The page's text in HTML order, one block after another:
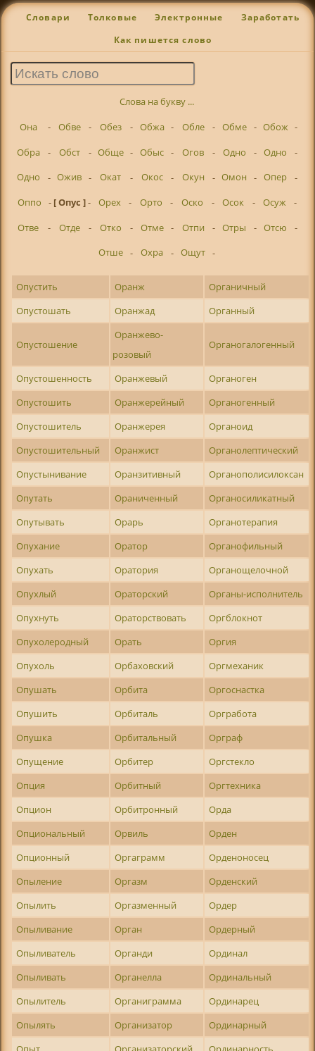
Словари Толковые Электронные Заработать
Как пишется слово
Слова на букву ...
Она
- Обве - Обез - Обжа - Обле - Обме - Обож -
Обра
- Обст - Обще - Обыс - Огов - Одно - Одно
-
Одно
- Ожив - Окат - Окос - Окун - Омон - Опер
-
Оппо
- [ Опус ]- Орех - Орто - Оско - Осок - Осуж
-
Отве
- Отде - Отко - Отме - Отпи - Отры - Отсю
-
Отше - Охра - Ощут -
Опустить Оранж
Органичный
Опустошать
Оранжад Органный
Опустошение
Оранжево-
розовый
Органогалогенный
Опустошенность Оранжевый
Органоген
Опустошить
Оранжерейный
Органогенный
Опустошитель
Оранжерея
Органоид
Опустошительный
Оранжист
Органолептический
Опустынивание
Оранзитивный
Органополисилоксан
Опутать
Ораниченный
Органосиликатный
Опутывать
Орарь
Органотерапия
Опухание
Оратор
Органофильный
Опухать
Оратория
Органощелочной
Опухлый
Ораторский
Органы-исполнитель
Опухнуть
Ораторствовать
Оргблокнот
Опухолеродный
Орать
Оргия
Опухоль
Орбаховский
Оргмеханик
Опушать
Орбита
Оргоснастка
Опушить
Орбиталь
Оргработа
Опушка
Орбитальный
Орграф
Опущение
Орбитер
Оргстекло
Опция
Орбитный
Оргтехника
Опцион
Орбитронный
Орда
Опциональный
Орвиль
Орден
Опционный
Оргаграмм
Орденоносец
Опыление
Оргазм
Орденский
Опылить
Оргазменный
Ордер
Опыливание
Орган
Ордерный
Опыливатель
Органди
Ординал
Опыливать
Органелла
Ординальный
Опылитель
Органиграмма
Ординарец
Опылять
Организатор
Ординарный